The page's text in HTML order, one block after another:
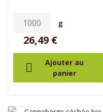
g
26,49 €

Ajouter au
panier